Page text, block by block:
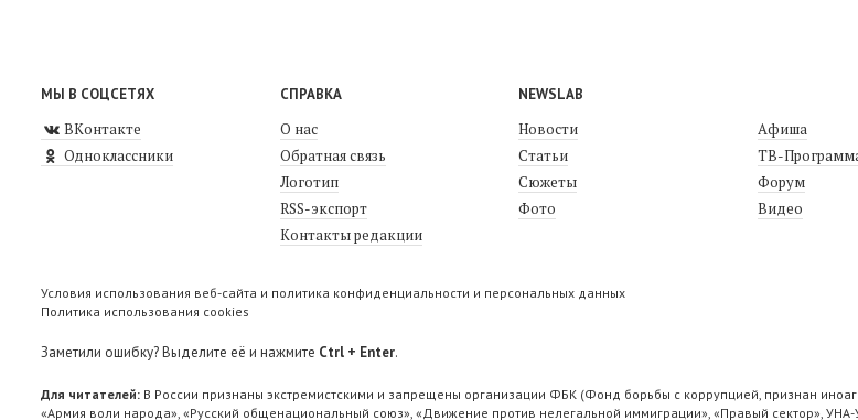
МЫ В СОЦСЕТЯХ
ВКонтакте
Одноклассники
СПРАВКА
О нас
Обратная связь
Логотип
RSS-экспорт
Контакты редакции
NEWSLAB
Новости
Статьи
Сюжеты
Фото
Афиша
ТВ-
Форум
Видео
Условия использования веб-сайта и политика конфиденциальности и персональных данных
Политика использования cookies
Заметили ошибку? Выделите её и нажмите Ctrl + Enter.
Для читателей: В России признаны экстремистскими и запрещены организации ФБК (Фонд борьбы с коррупцией, признан
«Армия воли народа», «Русский общенациональный союз», «Движение против нелегальной иммиграции», «Правый сектор»,